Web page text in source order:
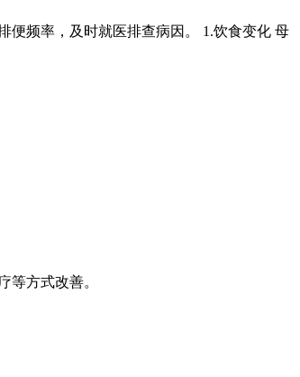
便频率，及时就医排查病因。 1.饮食变化 母
等方式改善。